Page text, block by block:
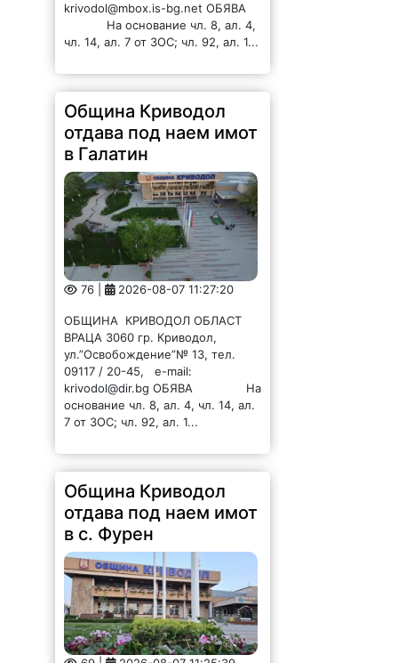
krivodol@mbox.is-bg.net ОБЯВА
На основание чл. 8, ал. 4,
чл. 14, ал. 7 от ЗОС; чл. 92, ал. 1...
Община Криводол
отдава под наем имот
в Галатин
76 | 2026-08-07 11:27:20
ОБЩИНА КРИВОДОЛ ОБЛАСТ
ВРАЦА 3060 гр. Криводол,
ул.”Освобождение”№ 13, тел.
09117 / 20-45, e-mail:
krivodol@dir.bg ОБЯВА На
основание чл. 8, ал. 4, чл. 14, ал.
7 от ЗОС; чл. 92, ал. 1...
Община Криводол
отдава под наем имот
в с. Фурен